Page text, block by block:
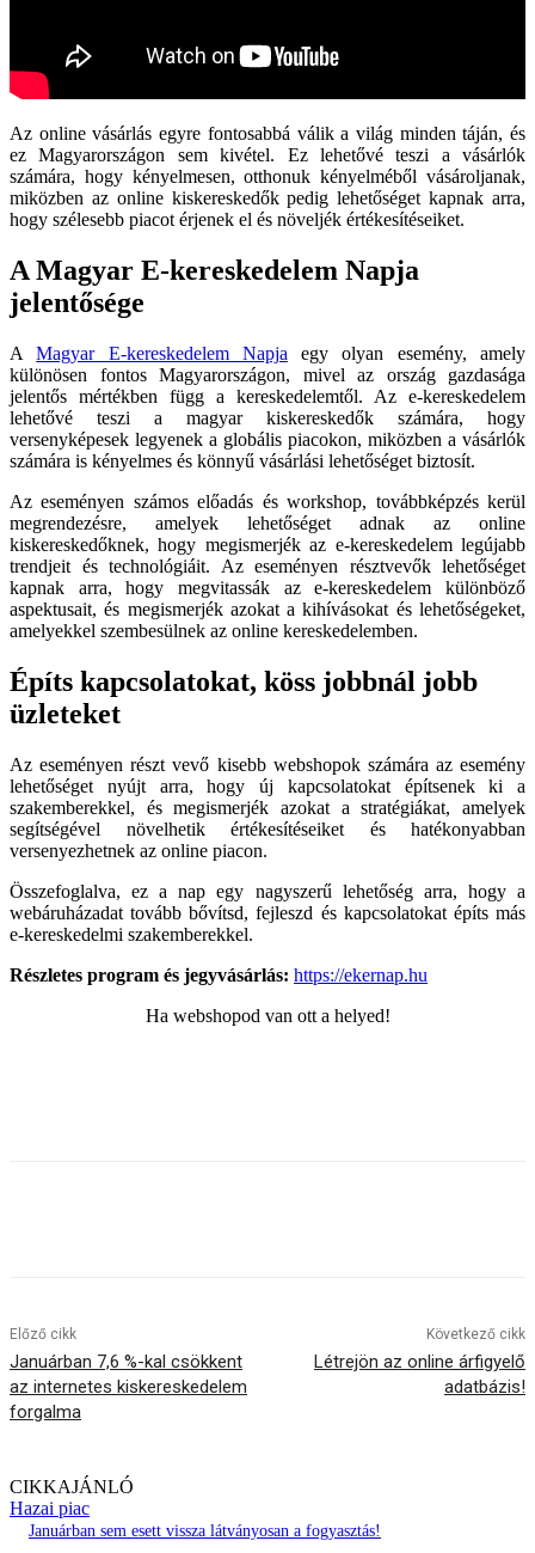
Az online vásárlás egyre fontosabbá válik a világ minden táján, és
ez Magyarországon sem kivétel. Ez lehetővé teszi a vásárlók
számára, hogy kényelmesen, otthonuk kényelméből vásároljanak,
miközben az online kiskereskedők pedig lehetőséget kapnak arra,
hogy szélesebb piacot érjenek el és növeljék értékesítéseiket.
A Magyar E-kereskedelem Napja
jelentősége
AMagyar E-kereskedelem Napja egy olyan esemény, amely
különösen fontos Magyarországon, mivel az ország gazdasága
jelentős mértékben függ a kereskedelemtől. Az e-kereskedelem
lehetővé teszi a magyar kiskereskedők számára, hogy
versenyképesek legyenek a globális piacokon, miközben a vásárlók
számára is kényelmes és könnyű vásárlási lehetőséget biztosít.
Az eseményen számos előadás és workshop, továbbképzés kerül
megrendezésre, amelyek lehetőséget adnak az online
kiskereskedőknek, hogy megismerjék az e-kereskedelem legújabb
trendjeit és technológiáit. Az eseményen résztvevők lehetőséget
kapnak arra, hogy megvitassák az e-kereskedelem különböző
aspektusait, és megismerjék azokat a kihívásokat és lehetőségeket,
amelyekkel szembesülnek az online kereskedelemben.
Építs kapcsolatokat, köss jobbnál jobb
üzleteket
Az eseményen részt vevő kisebb webshopok számára az esemény
lehetőséget nyújt arra, hogy új kapcsolatokat építsenek ki a
szakemberekkel, és megismerjék azokat a stratégiákat, amelyek
segítségével növelhetik értékesítéseiket és hatékonyabban
versenyezhetnek az online piacon.
Összefoglalva, ez a nap egy nagyszerű lehetőség arra, hogy a
webáruházadat tovább bővítsd, fejleszd és kapcsolatokat építs más
e-kereskedelmi szakemberekkel.
Részletes program és jegyvásárlás: https://ekernap.hu
Ha webshopod van ott a helyed!
Előző cikk
Januárban 7,6 %-kal csökkent
az internetes kiskereskedelem
forgalma
Következő cikk
Létrejön az online árfigyelő
adatbázis!
CIKKAJÁNLÓ
Hazai piac
Januárban sem esett vissza látványosan a fogyasztás!